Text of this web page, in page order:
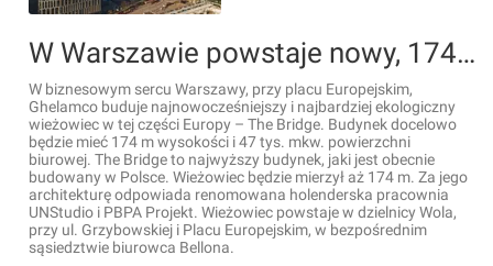
W Warszawie powstaje nowy, 174-metrowy wieżowiec The Bridge [FILM]
W biznesowym sercu Warszawy, przy placu Europejskim,
Ghelamco buduje najnowocześniejszy i najbardziej ekologiczny
wieżowiec w tej części Europy – The Bridge. Budynek docelowo
będzie mieć 174 m wysokości i 47 tys. mkw. powierzchni
biurowej. The Bridge to najwyższy budynek, jaki jest obecnie
budowany w Polsce. Wieżowiec będzie mierzył aż 174 m. Za jego
architekturę odpowiada renomowana holenderska pracownia
UNStudio i PBPA Projekt. Wieżowiec powstaje w dzielnicy Wola,
przy ul. Grzybowskiej i Placu Europejskim, w bezpośrednim
sąsiedztwie biurowca Bellona.